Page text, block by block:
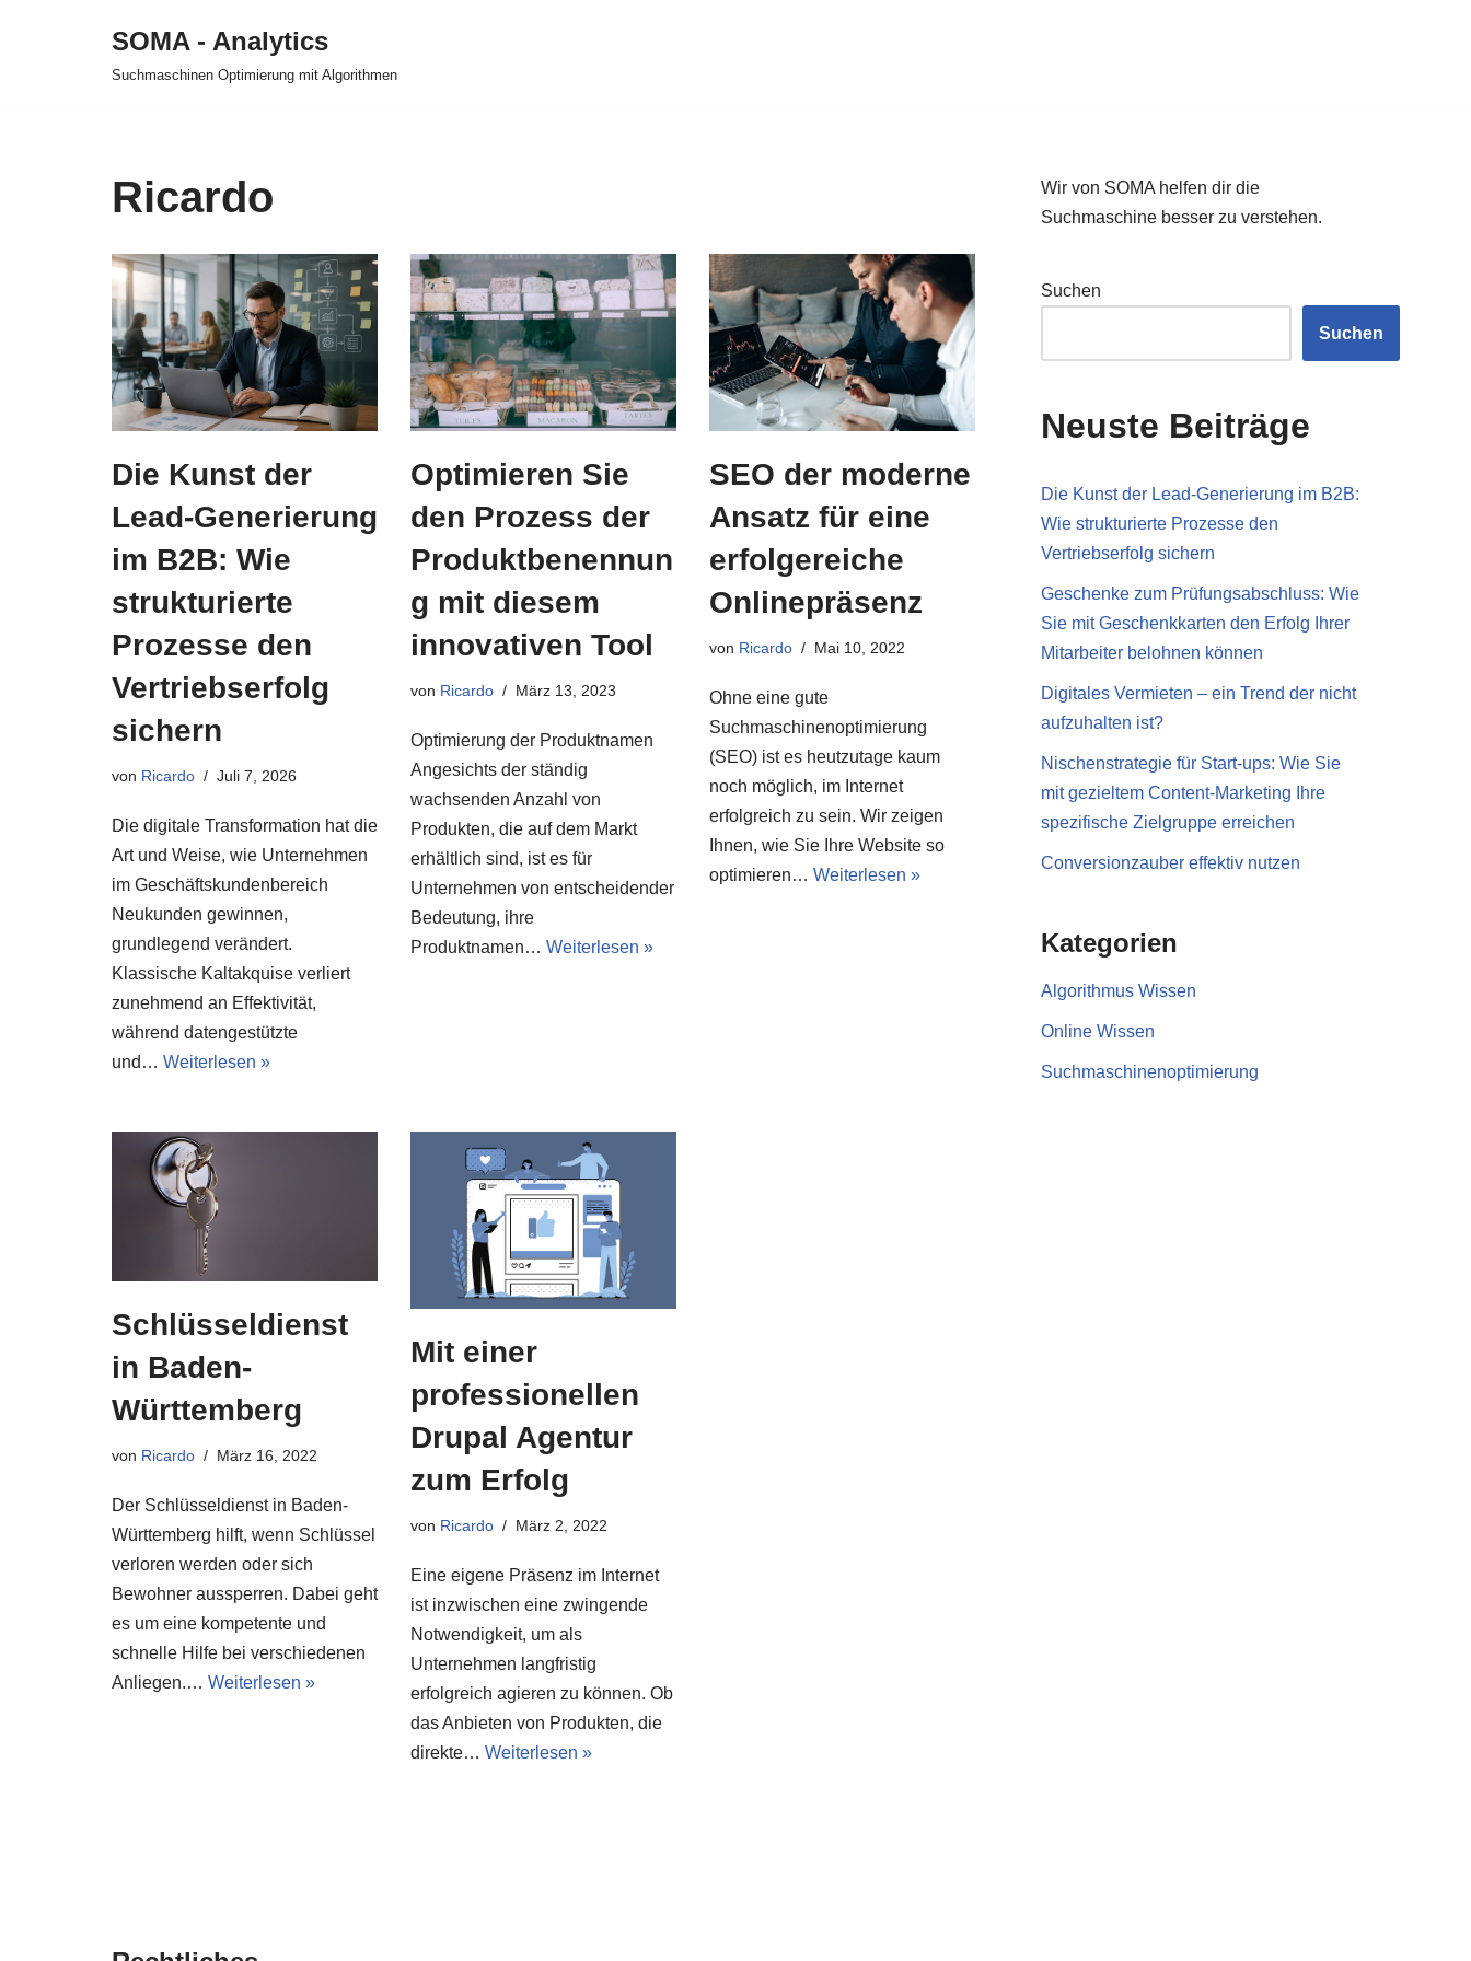
SOMA - Analytics
Suchmaschinen Optimierung mit Algorithmen
Ricardo
Die Kunst der
Lead-Generierung
im B2B: Wie
strukturierte
Prozesse den
Vertriebserfolg
sichern
von Ricardo Juli 7, 2026
Die digitale Transformation hat die
Art und Weise, wie Unternehmen
im Geschäftskundenbereich
Neukunden gewinnen,
grundlegend verändert.
Klassische Kaltakquise verliert
zunehmend an Effektivität,
während datengestützte
und… Weiterlesen »
Optimieren Sie
den Prozess der
Produktbenennun
g mit diesem
innovativen Tool
von Ricardo März 13, 2023
Optimierung der Produktnamen
Angesichts der ständig
wachsenden Anzahl von
Produkten, die auf dem Markt
erhältlich sind, ist es für
Unternehmen von entscheidender
Bedeutung, ihre
Produktnamen… Weiterlesen »
SEO der moderne
Ansatz für eine
erfolgereiche
Onlinepräsenz
von Ricardo Mai 10, 2022
Ohne eine gute
Suchmaschinenoptimierung
(SEO) ist es heutzutage kaum
noch möglich, im Internet
erfolgreich zu sein. Wir zeigen
Ihnen, wie Sie Ihre Website so
optimieren… Weiterlesen »
Schlüsseldienst
in Baden-
Württemberg
von Ricardo März 16, 2022
Der Schlüsseldienst in Baden-
Württemberg hilft, wenn Schlüssel
verloren werden oder sich
Bewohner aussperren. Dabei geht
es um eine kompetente und
schnelle Hilfe bei verschiedenen
Anliegen.… Weiterlesen »
Mit einer
professionellen
Drupal Agentur
zum Erfolg
von Ricardo März 2, 2022
Eine eigene Präsenz im Internet
ist inzwischen eine zwingende
Notwendigkeit, um als
Unternehmen langfristig
erfolgreich agieren zu können. Ob
das Anbieten von Produkten, die
direkte… Weiterlesen »
Wir von SOMA helfen dir die
Suchmaschine besser zu verstehen.
Suchen
Suchen
Neuste Beiträge
Die Kunst der Lead-Generierung im B2B:
Wie strukturierte Prozesse den
Vertriebserfolg sichern
Geschenke zum Prüfungsabschluss: Wie
Sie mit Geschenkkarten den Erfolg Ihrer
Mitarbeiter belohnen können
Digitales Vermieten – ein Trend der nicht
aufzuhalten ist?
Nischenstrategie für Start-ups: Wie Sie
mit gezieltem Content-Marketing Ihre
spezifische Zielgruppe erreichen
Conversionzauber effektiv nutzen
Kategorien
Algorithmus Wissen
Online Wissen
Suchmaschinenoptimierung